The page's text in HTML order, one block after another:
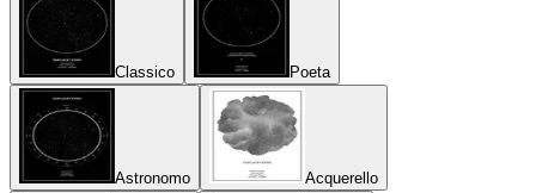
Classico Poeta
Astronomo Acquerello